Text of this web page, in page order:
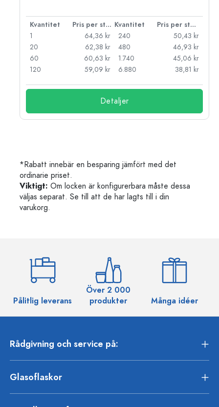
Kvantitet Pris per styck Kvantitet
Pris per styck
1
64,36 kr
20
62,38 kr
60
60,63 kr
120
59,09 kr
240
50,43 kr
480
46,93 kr
1.740
45,06 kr
6.880
38,81 kr
Detaljer
*Rabatt innebär en besparing jämfört med det
ordinarie priset.
Viktigt: Om locken är konfigurerbara måste dessa
väljas separat. Se till att de har lagts till i din
varukorg.
Pålitlig leverans
Över 2 000
produkter
Många idéer
Rådgivning och service på:
Glasoflaskor